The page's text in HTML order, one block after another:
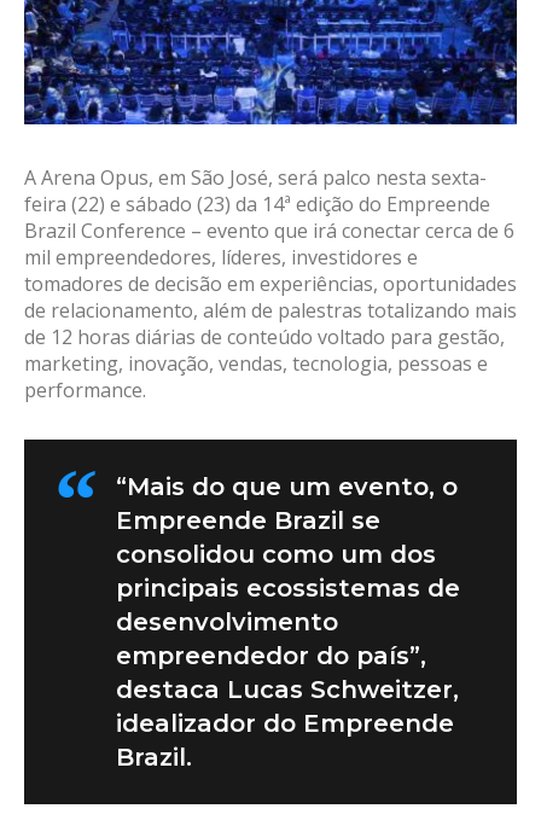
A Arena Opus, em São José, será palco nesta sexta-
feira (22) e sábado (23) da 14ª edição do Empreende
Brazil Conference – evento que irá conectar cerca de 6
mil empreendedores, líderes, investidores e
tomadores de decisão em experiências, oportunidades
de relacionamento, além de palestras totalizando mais
de 12 horas diárias de conteúdo voltado para gestão,
marketing, inovação, vendas, tecnologia, pessoas e
performance.
“Mais do que um evento, o
Empreende Brazil se
consolidou como um dos
principais ecossistemas de
desenvolvimento
empreendedor do país”,
destaca Lucas Schweitzer,
idealizador do Empreende
Brazil.